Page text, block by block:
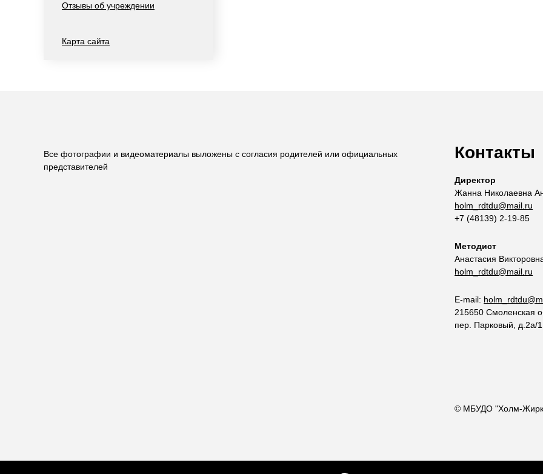
Отзывы об учреждении
Карта сайта
Контакты
Директор
Жанна Николаевна
holm_rdtdu@mail.ru
+7 (48139) 2-19-85
Методист
Анастасия
holm_rdtdu@mail.ru
E-mail:
215650 Смоленская
пер. Парковый, д.2а/1
Все фотографии и видеоматериалы выложены с согласия родителей или официальных
представителей
© МБУДО "Холм-